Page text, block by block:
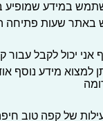
במידע
באתר שעות פתיחה
אני יכול לקבל
מידע נוסף
של קפה טוב